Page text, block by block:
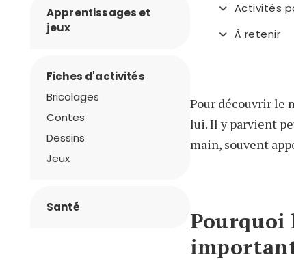
Activités
À retenir
Pour découvrir le
lui. Il y parvient
main, souvent
Pourquoi
Apprentissages et
jeux
Fiches d'activités
Bricolages
Contes
Dessins
Jeux
Santé